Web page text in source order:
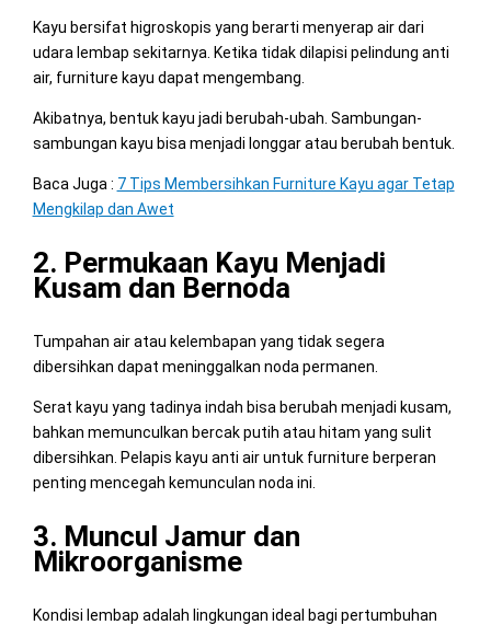
Kayu bersifat higroskopis yang berarti menyerap air dari
udara lembap sekitarnya. Ketika tidak dilapisi pelindung anti
air, furniture kayu dapat mengembang.
Akibatnya, bentuk kayu jadi berubah-ubah. Sambungan-
sambungan kayu bisa menjadi longgar atau berubah bentuk.
Baca Juga : 7 Tips Membersihkan Furniture Kayu agar Tetap
Mengkilap dan Awet
2. Permukaan Kayu Menjadi
Kusam dan Bernoda
Tumpahan air atau kelembapan yang tidak segera
dibersihkan dapat meninggalkan noda permanen.
Serat kayu yang tadinya indah bisa berubah menjadi kusam,
bahkan memunculkan bercak putih atau hitam yang sulit
dibersihkan. Pelapis kayu anti air untuk furniture berperan
penting mencegah kemunculan noda ini.
3. Muncul Jamur dan
Mikroorganisme
Kondisi lembap adalah lingkungan ideal bagi pertumbuhan